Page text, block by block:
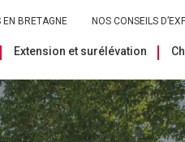
EN BRETAGNE NOS CONSEILS
Extension et surélévation